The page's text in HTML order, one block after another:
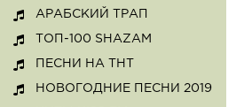
АРАБСКИЙ ТРАП
ТОП-100 SHAZAM
ПЕСНИ НА ТНТ
НОВОГОДНИЕ ПЕСНИ 2019